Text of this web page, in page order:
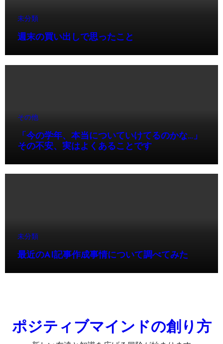
未分類
週末の買い出しで思ったこと
その他
「今の学年、本当についていけてるのかな…」
その不安、実はよくあることです
未分類
最近のAI記事作成事情について調べてみた
ポジティブマインドの創り方